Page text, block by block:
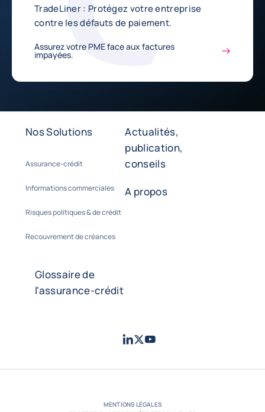
TradeLiner : Protégez votre entreprise
contre les défauts de paiement.
Assurez votre PME face aux factures
impayées.
Nos Solutions
Assurance-crédit
Informations commerciales
Risques politiques & de crédit
Recouvrement de créances
Actualités,
publication,
conseils
A propos
Glossaire de
l'assurance-crédit
LinkedIn
TwitterYoutube
MENTIONS LÉGALES